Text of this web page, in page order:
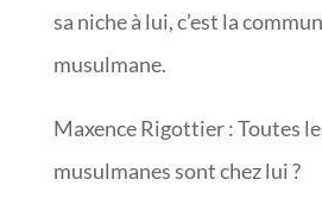
sa niche à lui, c’est la
musulmane.
Maxence Rigottier : Toutes
musulmanes sont chez lui ?